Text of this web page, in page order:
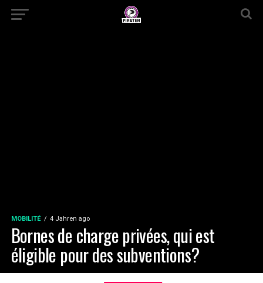
MOBILITÉ 4 Jahren ago
Bornes de charge privées, qui est
éligible pour des subventions?